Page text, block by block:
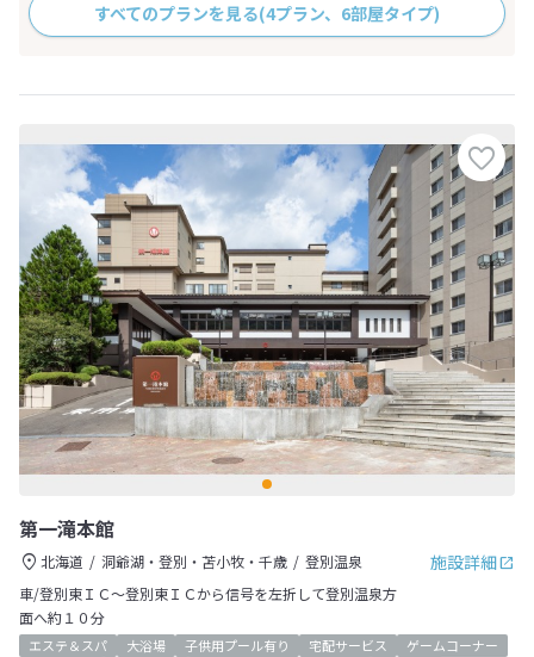
すべてのプランを見る(4プラン、6部屋タイプ)
第一滝本館
施設詳細
北海道 洞爺湖・登別・苫小牧・千歳
登別温泉
車/登別東ＩＣ～登別東ＩＣから信号を左折して登別温泉方
面へ約１０分
エステ＆スパ 大浴場 子供用プール有り 宅配サービス
ゲームコーナー